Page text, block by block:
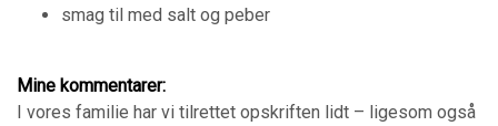
smag til med salt og peber
Mine kommentarer:
I vores familie har vi tilrettet opskriften lidt – ligesom også